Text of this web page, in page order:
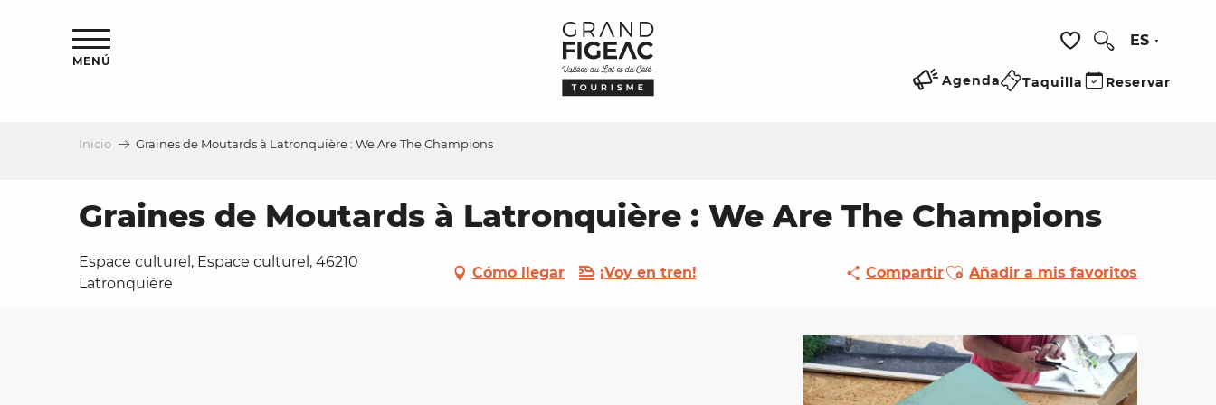
Voir les favoris
ES
MENÚ
Agenda Taquilla Reservar
Inicio Graines de Moutards à Latronquière : We Are The Champions
Graines de Moutards à Latronquière : We Are The Champions
Espace culturel, Espace culturel, 46210
Latronquière
Cómo llegar ¡Voy en tren! CompartirAjouter aux favoris
Añadir a mis favoritos